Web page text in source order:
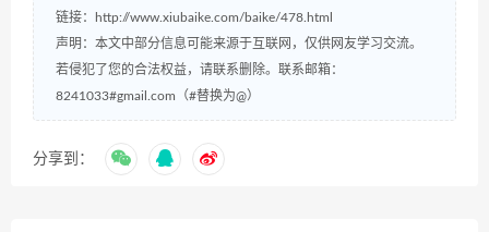
链接：
http://www.xiubaike.com/baike/478.html
声明：本文中部分信息可能来源于互联网，仅供网友学习交流。
若侵犯了您的合法权益，请联系删除。联系邮箱：
8241033#gmail.com（#替换为@）
分享到：